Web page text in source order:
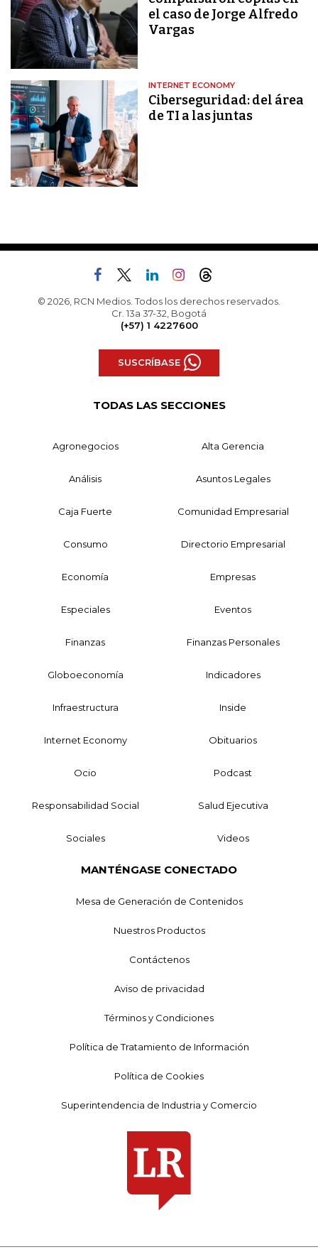
el caso de Jorge Alfredo
Vargas
INTERNET ECONOMY
Ciberseguridad: del área
de TI a las juntas
© 2026, RCN Medios. Todos los derechos reservados.
Cr. 13a 37-32, Bogotá
(+57) 1 4227600
SUSCRÍBASE
TODAS LAS SECCIONES
Agronegocios Alta Gerencia
Análisis Asuntos Legales
Caja Fuerte Comunidad Empresarial
Consumo Directorio Empresarial
Economía Empresas
Especiales Eventos
Finanzas Finanzas Personales
Globoeconomía Indicadores
Infraestructura Inside
Internet Economy Obituarios
Ocio Podcast
Responsabilidad Social Salud Ejecutiva
Sociales Videos
MANTÉNGASE CONECTADO
Mesa de Generación de Contenidos
Nuestros Productos
Contáctenos
Aviso de privacidad
Términos y Condiciones
Política de Tratamiento de Información
Política de Cookies
Superintendencia de Industria y Comercio